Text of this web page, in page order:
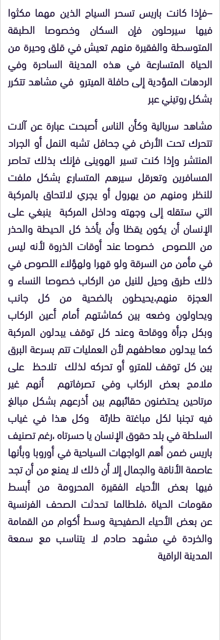
–فإذا كانت باريس تسحر السياح الذين مهما مكثوا
فيها سيرحلون فإن السكان وخصوصا الطبقة
المتوسطة والفقيرة منهم تعيش في قلق وحيرة من
الحياة المتسارعة في هذه المدينة الساحرة وفي
الردهات المؤدية إلى حافلة الميترو في مشاهد تتكرر
بشكل روتيني عبر
مشاهد سريالية وكأن الناس أصبحت عبارة عن آلات
تتحرك تحت الأرض في جحافل تشبه النمل أو الجراد
المنتشر وإذا كنت تسير الهوينى فإنك بذلك تحاصر
المسافرين وتعرقل سيرهم المتسارع بشكل ملفت
للنظر ومنهم من يهرول أو يجري لالتحاق بالمركبة
التي ستقله إلى وجهته وداخل المركبة ينبغي على
الإنسان أن يكون يقظا وأن يأخذ كل الحيطة والحذر
من اللصوص خصوصا عند أوقات الذروة لأنه ليس
في مأمن من السرقة ولو قهرا ولهؤلاء اللصوص في
ذلك طرق وحيل للنيل من الركاب خصوصا النساء و
العجزة منهم،يحيطون بالضحية من كل جانب
ويحاولون وضعه بين كماشتهم أمام أعين الركاب
وبكل جرأة ووقاحة وعند كل توقف يبدلون المركبة
كما يبدلون معاطفهم لأن العمليات تتم بسرعة البرق
بين كل توقف للمترو أو تحركه لذلك تلاحظ على
ملامح بعض الركاب وفي تصرفاتهم أنهم غير
مرتاحين يحتضنون حقائبهم بين أذرعهم بشكل مبالغ
فيه تجنبا لكل مباغتة طارئة وكل هذا في غياب
السلطة في بلد حقوق الإنسان يا حسرتاه ،رغم تصنيف
باريس ضمن أهم الواجهات السياحية في أوروبا وبأنها
عاصمة الأناقة والجمال إلا أن ذلك لا يمنع من أن تجد
فيها بعض الأحياء الفقيرة المحرومة من أبسط
مقومات الحياة ،فلطالما تحدثت الصحف الفرنسية
عن بعض الأحياء الصفيحية وسط أكوام من القمامة
والخردة في مشهد صادم لا يتناسب مع سمعة
المدينة الراقية